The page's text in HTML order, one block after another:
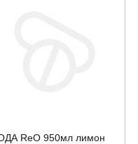
ReO 950мл лимон